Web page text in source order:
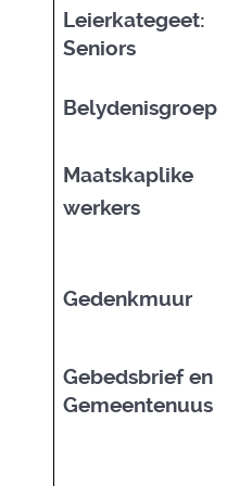
Leierkategeet:
Seniors
Belydenisgroep
Maatskaplike
werkers
Gedenkmuur
Gebedsbrief en
Gemeentenuus